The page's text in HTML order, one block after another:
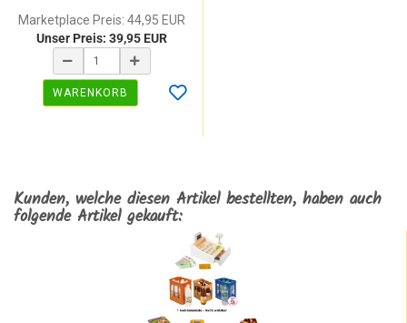
Marketplace Preis: 44,95 EUR
Unser Preis: 39,95 EUR
WARENKORB
Kunden, welche diesen Artikel bestellten, haben auch
folgende Artikel gekauft: